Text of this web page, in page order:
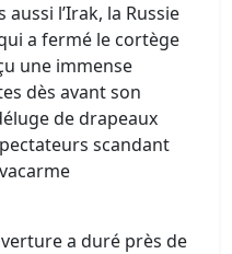
l’Irak, la Russie
a fermé le cortège
une immense
dès avant son
de drapeaux
scandant
a duré près de